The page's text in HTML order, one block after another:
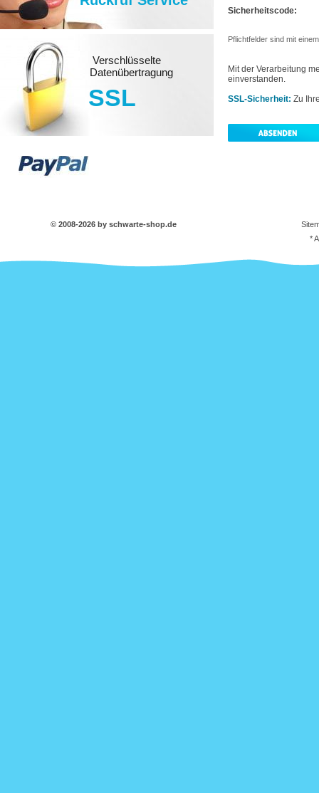
Sicherheitscode:
Pflichtfelder sind mit
Mit der Verarbeitung
einverstanden.
SSL-Sicherheit: Zu
Verschlüsselte
Datenübertragung
SSL
© 2008-2026 by schwarte-shop.de
*